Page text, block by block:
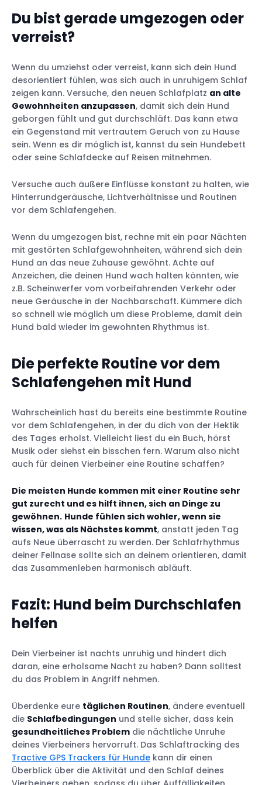
Du bist gerade umgezogen oder
verreist?
Wenn du umziehst oder verreist, kann sich dein Hund
desorientiert fühlen, was sich auch in unruhigem Schlaf
zeigen kann. Versuche, den neuen Schlafplatz an alte
Gewohnheiten anzupassen, damit sich dein Hund
geborgen fühlt und gut durchschläft. Das kann etwa
ein Gegenstand mit vertrautem Geruch von zu Hause
sein. Wenn es dir möglich ist, kannst du sein Hundebett
oder seine Schlafdecke auf Reisen mitnehmen.
Versuche auch äußere Einflüsse konstant zu halten, wie
Hinterrundgeräusche, Lichtverhältnisse und Routinen
vor dem Schlafengehen.
Wenn du umgezogen bist, rechne mit ein paar Nächten
mit gestörten Schlafgewohnheiten, während sich dein
Hund an das neue Zuhause gewöhnt. Achte auf
Anzeichen, die deinen Hund wach halten könnten, wie
z.B. Scheinwerfer vom vorbeifahrenden Verkehr oder
neue Geräusche in der Nachbarschaft. Kümmere dich
so schnell wie möglich um diese Probleme, damit dein
Hund bald wieder im gewohnten Rhythmus ist.
Die perfekte Routine vor dem
Schlafengehen mit Hund
Wahrscheinlich hast du bereits eine bestimmte Routine
vor dem Schlafengehen, in der du dich von der Hektik
des Tages erholst. Vielleicht liest du ein Buch, hörst
Musik oder siehst ein bisschen fern. Warum also nicht
auch für deinen Vierbeiner eine Routine schaffen?
Die meisten Hunde kommen mit einer Routine sehr
gut zurecht und es hilft ihnen, sich an Dinge zu
gewöhnen. Hunde fühlen sich wohler, wenn sie
wissen, was als Nächstes kommt, anstatt jeden Tag
aufs Neue überrascht zu werden. Der Schlafrhythmus
deiner Fellnase sollte sich an deinem orientieren, damit
das Zusammenleben harmonisch abläuft.
Fazit: Hund beim Durchschlafen
helfen
Dein Vierbeiner ist nachts unruhig und hindert dich
daran, eine erholsame Nacht zu haben? Dann solltest
du das Problem in Angriff nehmen.
Überdenke eure täglichen Routinen, ändere eventuell
die Schlafbedingungen und stelle sicher, dass kein
gesundheitliches Problem die nächtliche Unruhe
deines Vierbeiners hervorruft. Das Schlaftracking des
Tractive GPS Trackers für Hunde kann dir einen
Überblick über die Aktivität und den Schlaf deines